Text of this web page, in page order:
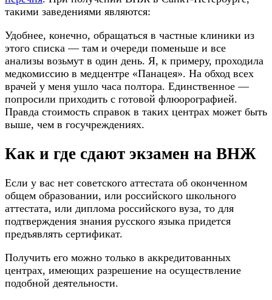
такими заведениями являются:
Удобнее, конечно, обращаться в частные клиники из
этого списка — там и очереди поменьше и все
анализы возьмут в один день. Я, к примеру, проходила
медкомиссию в медцентре «Панацея». На обход всех
врачей у меня ушло часа полтора. Единственное —
попросили приходить с готовой флюорографией.
Правда стоимость справок в таких центрах может быть
выше, чем в госучреждениях.
Как и где сдают экзамен на ВНЖ
Если у вас нет советского аттестата об оконченном
общем образовании, или российского школьного
аттестата, или диплома российского вуза, то для
подтверждения знания русского языка придется
предъявлять сертификат.
Получить его можно только в аккредитованных
центрах, имеющих разрешение на осуществление
подобной деятельности.